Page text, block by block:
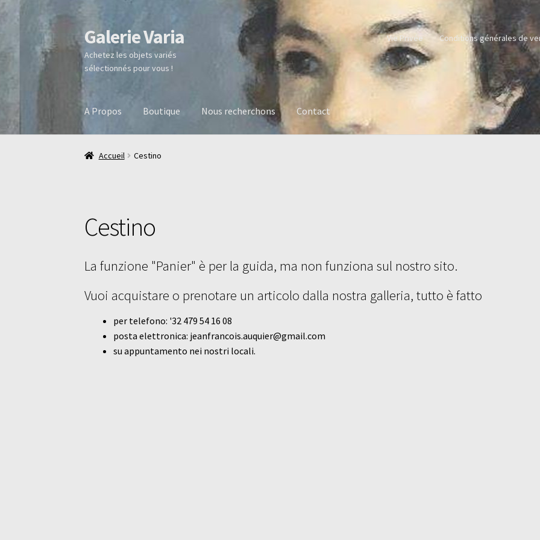
Aller
à
la
Aller
au
contenu
Galerie Varia
Achetez les objets variés
sélectionnés pour vous !
Vie Privée Conditions générales de
A Propos Boutique Nous recherchons Contact
Accueil Cestino
Cestino
La funzione "Panier" è per la guida, ma non funziona sul nostro sito.
Vuoi acquistare o prenotare un articolo dalla nostra galleria, tutto è fatto
per telefono: '32 479 54 16 08
posta elettronica: jeanfrancois.auquier@gmail.com
su appuntamento nei nostri locali.